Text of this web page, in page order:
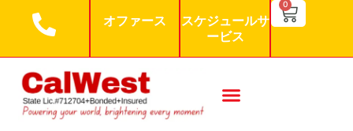
Search
オファース
スケジュールサ
ービス
0